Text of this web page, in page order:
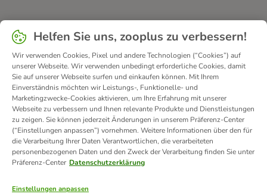
Helfen Sie uns, zooplus zu verbessern!
Wir verwenden Cookies, Pixel und andere Technologien (“Cookies”) auf
unserer Webseite. Wir verwenden unbedingt erforderliche Cookies, damit
Sie auf unserer Webseite surfen und einkaufen können. Mit Ihrem
Einverständnis möchten wir Leistungs-, Funktionelle- und
Marketingzwecke-Cookies aktivieren, um Ihre Erfahrung mit unserer
Webseite zu verbessern und Ihnen relevante Produkte und Dienstleistungen
zu zeigen. Sie können jederzeit Änderungen in unserem Präferenz-Center
(“Einstellungen anpassen”) vornehmen. Weitere Informationen über den für
die Verarbeitung Ihrer Daten Verantwortlichen, die verarbeiteten
personenbezogenen Daten und den Zweck der Verarbeitung finden Sie unter
Präferenz-Center Datenschutzerklärung
Einstellungen anpassen